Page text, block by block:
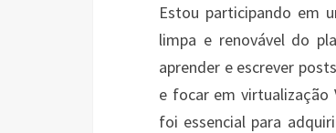
Estou participando em
limpa e renovável do
aprender e escrever
e focar em virtualização
foi essencial para